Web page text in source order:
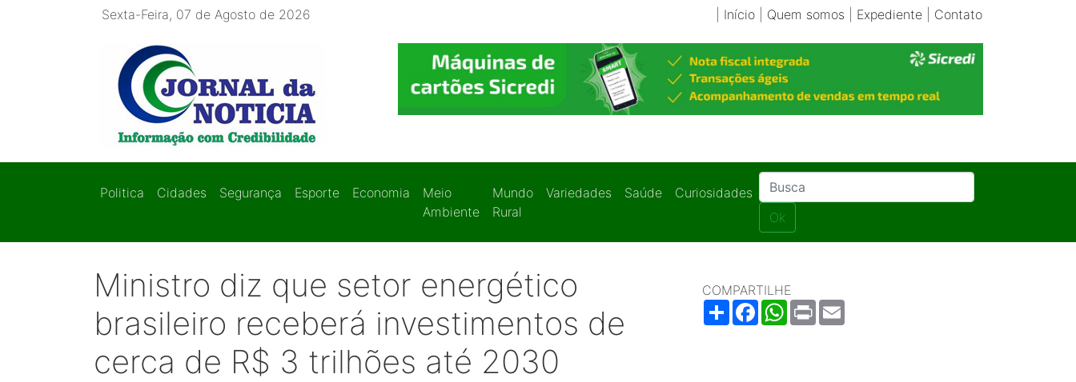
Sexta-Feira, 07 de Agosto de 2026 Início| Quem somos Expediente| Contato
Politica Cidades Segurança Esporte Economia
Meio
Ambiente
Mundo
Rural
Variedades Saúde
Curiosidades
Ok
Ministro diz que setor energético
brasileiro receberá investimentos de
cerca de R$ 3 trilhões até 2030
COMPARTILHE
ShareFacebookWhatsApp
Print